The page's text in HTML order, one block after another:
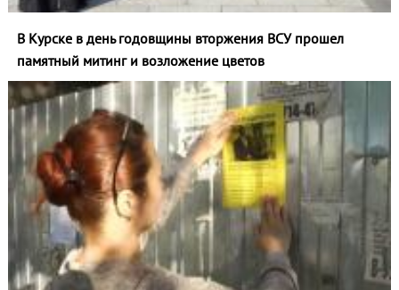
В Курске в день годовщины вторжения ВСУ прошел
памятный митинг и возложение цветов